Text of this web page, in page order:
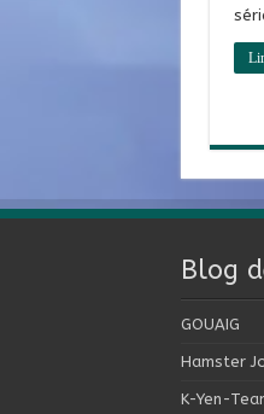
Blog
GOUAIG
Hamster
K-Yen-